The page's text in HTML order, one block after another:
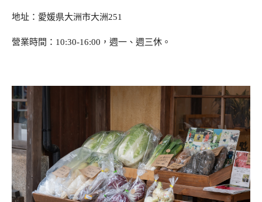
地址：愛媛県大洲市大洲251
營業時間：10:30-16:00，週一、週三休。